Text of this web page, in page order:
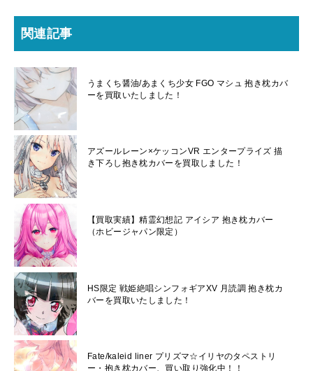
関連記事
うまくち醤油/あまくち少女 FGO マシュ 抱き枕カバ
ーを買取いたしました！
アズールレーン×ケッコンVR エンタープライズ 描
き下ろし抱き枕カバーを買取しました！
【買取実績】精霊幻想記 アイシア 抱き枕カバー
（ホビージャパン限定）
HS限定 戦姫絶唱シンフォギアXV 月読調 抱き枕カ
バーを買取いたしました！
Fate/kaleid liner プリズマ☆イリヤのタペストリ
ー・抱き枕カバー、買い取り強化中！！